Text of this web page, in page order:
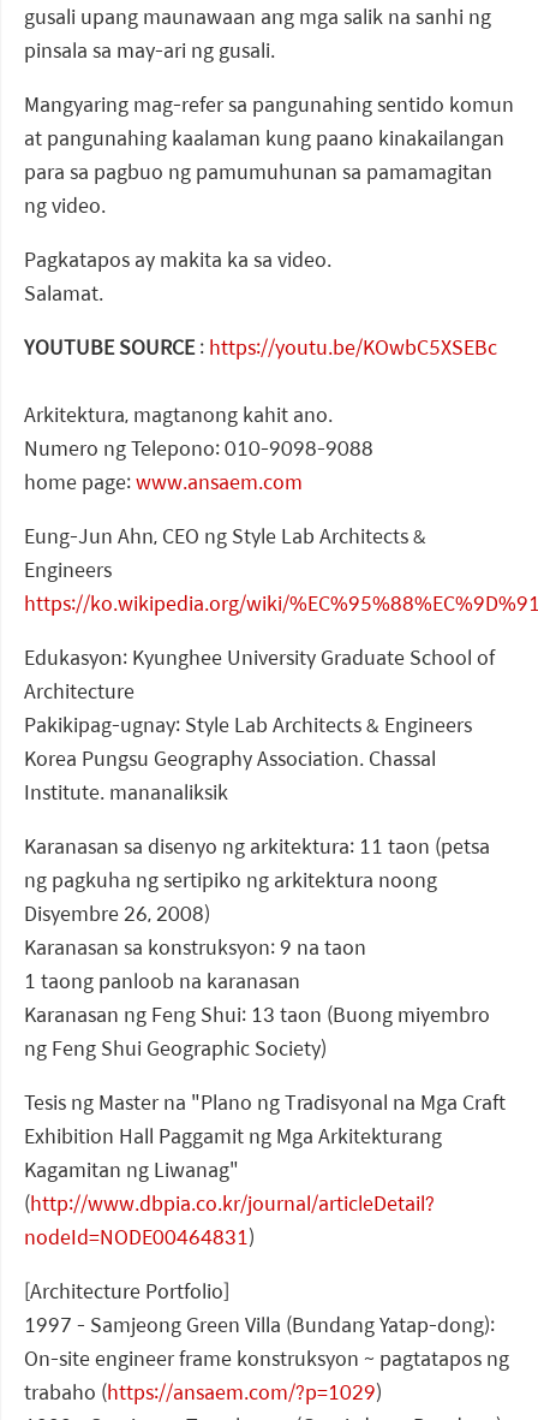
gusali upang maunawaan ang mga salik na sanhi ng
pinsala sa may-ari ng gusali.
Mangyaring mag-refer sa pangunahing sentido komun
at pangunahing kaalaman kung paano kinakailangan
para sa pagbuo ng pamumuhunan sa pamamagitan
ng video.
Pagkatapos ay makita ka sa video.
Salamat.
YOUTUBE SOURCE: https://youtu.be/KOwbC5XSEBc
Arkitektura, magtanong kahit ano.
Numero ng Telepono: 010-9098-9088
home page:www.ansaem.com
Eung-Jun Ahn, CEO ng Style Lab Architects &
Engineers
https://ko.wikipedia.org/wiki/
Edukasyon: Kyunghee University Graduate School of
Architecture
Pakikipag-ugnay: Style Lab Architects & Engineers
Korea Pungsu Geography Association. Chassal
Institute. mananaliksik
Karanasan sa disenyo ng arkitektura: 11 taon (petsa
ng pagkuha ng sertipiko ng arkitektura noong
Disyembre 26, 2008)
Karanasan sa konstruksyon: 9 na taon
1 taong panloob na karanasan
Karanasan ng Feng Shui: 13 taon (Buong miyembro
ng Feng Shui Geographic Society)
Tesis ng Master na "Plano ng Tradisyonal na Mga Craft
Exhibition Hall Paggamit ng Mga Arkitekturang
Kagamitan ng Liwanag"
(http://www.dbpia.co.kr/journal/articleDetail?
nodeId=NODE00464831)
[Architecture Portfolio]
1997 - Samjeong Green Villa (Bundang Yatap-dong):
On-site engineer frame konstruksyon ~ pagtatapos ng
trabaho (https://ansaem.com/?p=1029)